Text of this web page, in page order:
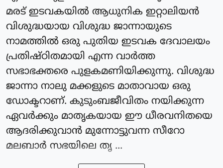
മരട് ഇടവകയിൽ ആധുനിക ഇറ്റാലിയൻ
വിശുദ്ധയായ വിശുദ്ധ ജാന്നായുടെ
നാമത്തിൽ ഒരു പുതിയ ഇടവക ദേവാലയം
പ്രതിഷ്ഠിതമായി എന്ന വാർത്ത
സഭാഭക്തരെ പുളകമണിയിക്കുന്നു. വിശുദ്ധ
ജാന്നാ നാലു മക്കളുടെ മാതാവായ ഒരു
ഡോക്ടറാണ്. കുടുംബജീവിതം നയിക്കുന്ന
ഏവർക്കും മാതൃകയായ ഈ ധീരവനിതയെ
ആദരിക്കുവാൻ മുന്നോട്ടുവന്ന സീറോ
മലബാർ സഭയിലെ തൃ ...